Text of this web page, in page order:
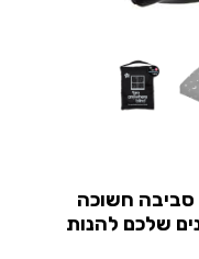
סביבה חשוכה
שלכם להנות